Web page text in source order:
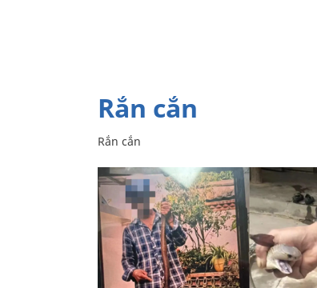
rắn cắn
Rắn cắn